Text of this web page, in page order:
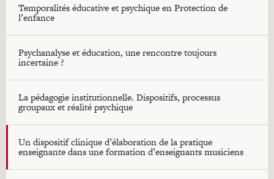
Temporalités éducative et psychique en Protection de
l’enfance
Psychanalyse et éducation, une rencontre toujours
incertaine ?
La pédagogie institutionnelle. Dispositifs, processus
groupaux et réalité psychique
Un dispositif clinique d’élaboration de la pratique
enseignante dans une formation d’enseignants musiciens